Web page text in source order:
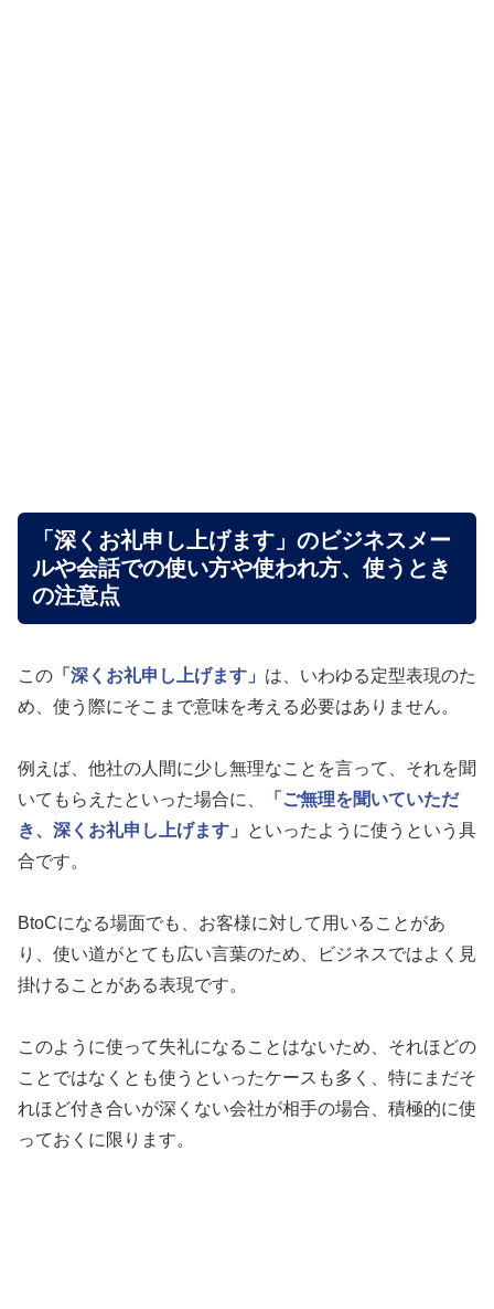
「深くお礼申し上げます」のビジネスメー
ルや会話での使い方や使われ方、使うとき
の注意点
この 「深くお礼申し上げます」 は、いわゆる定型表現のた
め、使う際にそこまで意味を考える必要はありません。
例えば、他社の人間に少し無理なことを言って、それを聞
いてもらえたといった場合に、
「ご無理を聞いていただ
き、深くお礼申し上げます」
といったように使うという具
合です。
BtoCになる場面でも、お客様に対して用いることがあ
り、使い道がとても広い言葉のため、ビジネスではよく見
掛けることがある表現です。
このように使って失礼になることはないため、それほどの
ことではなくとも使うといったケースも多く、特にまだそ
れほど付き合いが深くない会社が相手の場合、積極的に使
っておくに限ります。